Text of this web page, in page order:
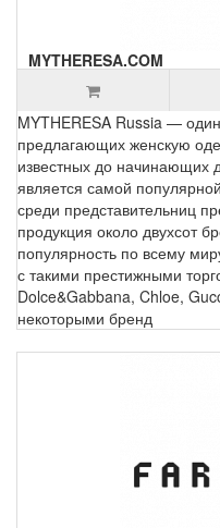
MYTHERESA.COM
MYTHERESA Russia —
предлагающих женскую
известных до начинающих
является самой
среди представительниц
продукция около двухсот
популярность по всему
с такими престижными
Dolce&Gabbana, Chloe,
некоторыми бренд